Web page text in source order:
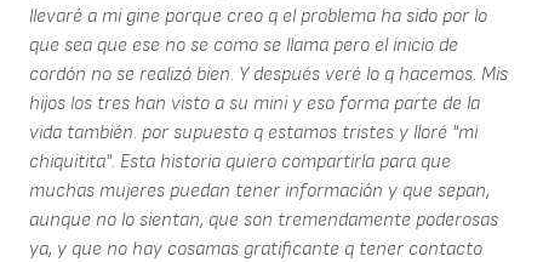
llevaré a mi gine porque creo q el problema ha sido por lo
que sea que ese no se como se llama pero el inicio de
cordón no se realizó bien. Y después veré lo q hacemos. Mis
hijos los tres han visto a su mini y eso forma parte de la
vida también. por supuesto q estamos tristes y lloré "mi
chiquitita". Esta historia quiero compartirla para que
muchas mujeres puedan tener información y que sepan,
aunque no lo sientan, que son tremendamente poderosas
ya, y que no hay cosamas gratificante q tener contacto